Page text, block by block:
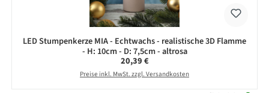
LED Stumpenkerze MIA - Echtwachs - realistische 3D Flamme
- H: 10cm - D: 7,5cm - altrosa
Regulärer Preis:
20,39 €
Preise inkl. MwSt. zzgl. Versandkosten